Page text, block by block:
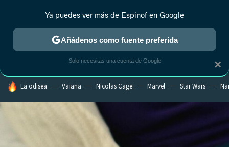
ESTRENOS REALITY ANIME RANKINGS CINE
HOY SE HABLA DE
La odisea Vaiana Nicolas Cage Marvel Star Wars
×
Ya puedes ver más de Espinof en Google
Añádenos como fuente preferida
Solo necesitas una cuenta de Google